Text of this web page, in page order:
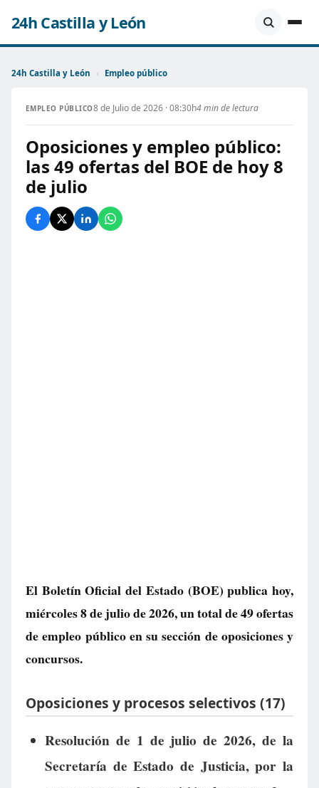
24h Castilla y León
24h Castilla y León › Empleo público
EMPLEO PÚBLICO8 de Julio de 2026 · 08:30h4 min de lectura
Oposiciones y empleo público:
las 49 ofertas del BOE de hoy 8
de julio
El Boletín Oficial del Estado (BOE) publica hoy,
miércoles 8 de julio de 2026, un total de49 ofertas
de empleo públicoen su sección de oposiciones y
concursos.
Oposiciones y procesos selectivos (17)
Resolución de 1 de julio de 2026, de la
Secretaría de Estado de Justicia, por la